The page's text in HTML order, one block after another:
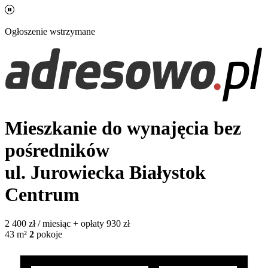
Ogłoszenie wstrzymane
Mieszkanie do wynajęcia bez
pośredników
ul. Jurowiecka Białystok
Centrum
2 400 zł / miesiąc + opłaty 930 zł
43 m² 2 pokoje